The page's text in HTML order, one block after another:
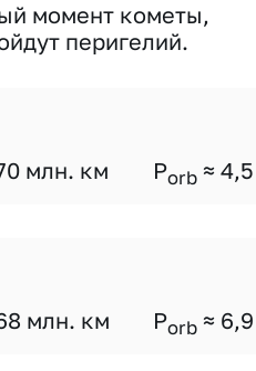
момент кометы,
перигелий.
млн. км Porb ≈ 4,5
млн. км Porb ≈ 6,9